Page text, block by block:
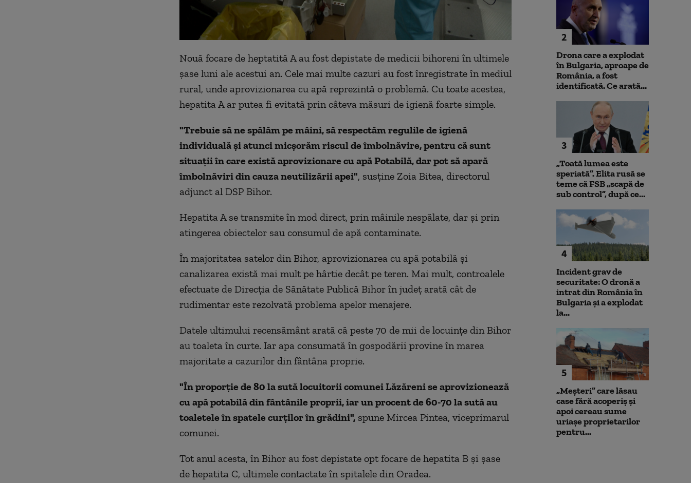
Nouă focare de heptatită A au fost depistate de medicii bihoreni în ultimele
șase luni ale acestui an. Cele mai multe cazuri au fost înregistrate în mediul
rural, unde aprovizionarea cu apă reprezintă o problemă. Cu toate acestea,
hepatita A ar putea fi evitată prin câteva măsuri de igienă foarte simple.
"Trebuie să ne spălăm pe mâini, să respectăm regulile de igienă
individuală şi atunci micşorăm riscul de îmbolnăvire, pentru că sunt
situaţii în care există aprovizionare cu apă Potabilă, dar pot să apară
îmbolnăviri din cauza neutilizării apei", susţine Zoia Bitea, directorul
adjunct al DSP Bihor.
Hepatita A se transmite în mod direct, prin mâinile nespălate, dar și prin
atingerea obiectelor sau consumul de apă contaminate.
În majoritatea satelor din Bihor, aprovizionarea cu apă potabilă și
canalizarea există mai mult pe hârtie decât pe teren. Mai mult, controalele
efectuate de Direcția de Sănătate Publică Bihor în judeţ arată cât de
rudimentar este rezolvată problema apelor menajere.
Datele ultimului recensământ arată că peste 70 de mii de locuinţe din Bihor
au toaleta în curte. Iar apa consumată în gospodării provine în marea
majoritate a cazurilor din fântâna proprie.
"În proporţie de 80 la sută locuitorii comunei Lăzăreni se aprovizionează
cu apă potabilă din fântânile proprii, iar un procent de 60-70 la sută au
toaletele în spatele curţilor în grădini",spune Mircea Pintea, viceprimarul
comunei.
Tot anul acesta, în Bihor au fost depistate opt focare de hepatita B şi şase
de hepatita C, ultimele contactate în spitalele din Oradea.
2
Drona care a explodat
în Bulgaria, aproape de
România, a fost
identificată. Ce arată...
3
„Toată lumea este
speriată”. Elita rusă se
teme că FSB „scapă de
sub control”, după ce...
4
Incident grav de
securitate: O dronă a
intrat din România în
Bulgaria şi a explodat
la...
5
„Meșteri” care lăsau
case fără acoperiș și
apoi cereau sume
uriașe proprietarilor
pentru...